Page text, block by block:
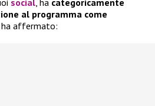
social, ha categoricamente
al programma come
affermato: